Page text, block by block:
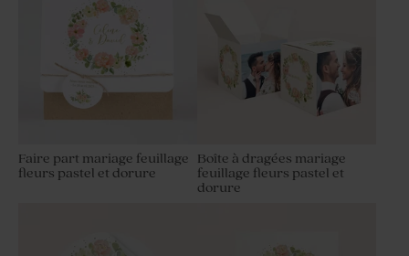
Faire part mariage feuillage
fleurs pastel et dorure
Boîte à dragées mariage
feuillage fleurs pastel et
dorure